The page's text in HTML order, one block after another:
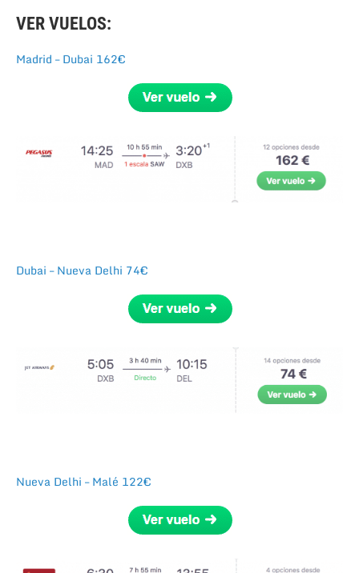
VER VUELOS:
Madrid – Dubai 162€
Dubai – Nueva Delhi 74€
Nueva Delhi – Malé 122€